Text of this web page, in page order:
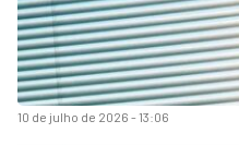
10 de julho de 2026 - 13:06